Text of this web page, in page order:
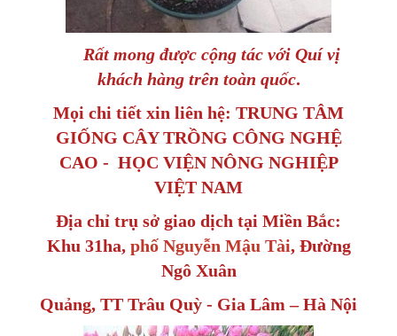
Rất mong được cộng tác với Quí vị
khách hàng trên toàn quốc.
Mọi chi tiết xin liên hệ: TRUNG TÂM
GIỐNG CÂY TRỒNG CÔNG NGHỆ
CAO - HỌC VIỆN NÔNG NGHIỆP
VIỆT NAM
Địa chỉ trụ sở giao dịch tại Miền Bắc:
Khu 31ha, phố Nguyễn Mậu Tài, Đường
Ngô Xuân
Quảng, TT Trâu Quỳ - Gia Lâm – Hà Nội